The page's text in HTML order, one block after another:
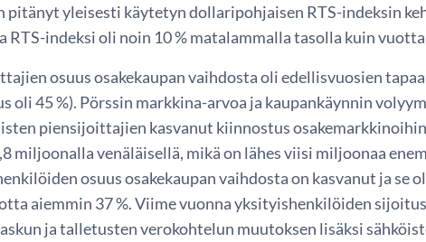
pitänyt yleisesti käytetyn dollaripohjaisen RTS-indeksin
RTS-indeksi oli noin 10 % matalammalla tasolla kuin
osuus osakekaupan vaihdosta oli edellisvuosien
oli 45 %). Pörssin markkina-arvoa ja kaupankäynnin
piensijoittajien kasvanut kiinnostus
miljoonalla venäläisellä, mikä on lähes viisi miljoonaa
osuus osakekaupan vaihdosta on kasvanut ja se
aiemmin 37 %. Viime vuonna yksityishenkilöiden
ja talletusten verokohtelun muutoksen lisäksi